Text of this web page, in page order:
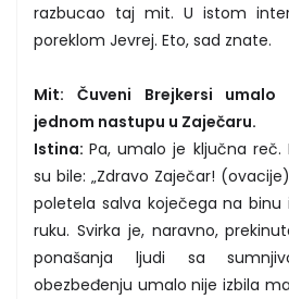
razbucao taj mit. U istom
poreklom Jevrej. Eto, sad znate.
Mit: Čuveni Brejkersi
jednom nastupu u Zaječaru.
Istina:Pa, umalo je ključna
su bile: „Zdravo Zaječar!
poletela salva koječega na
ruku. Svirka je, naravno,
ponašanja ljudi sa
obezbeđenju umalo nije izbila